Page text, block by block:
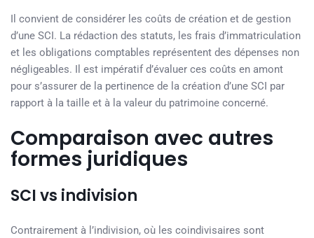
Il convient de considérer les coûts de création et de gestion
d’une SCI. La rédaction des statuts, les frais d’immatriculation
et les obligations comptables représentent des dépenses non
négligeables. Il est impératif d’évaluer ces coûts en amont
pour s’assurer de la pertinence de la création d’une SCI par
rapport à la taille et à la valeur du patrimoine concerné.
Comparaison avec autres
formes juridiques
SCI vs indivision
Contrairement à l’indivision, où les coindivisaires sont